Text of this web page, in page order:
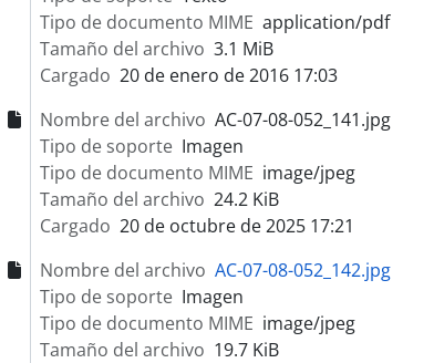
Tipo de documento MIME application/pdf
Tamaño del archivo 3.1 MiB
Cargado 20 de enero de 2016 17:03
Nombre del archivo AC-07-08-052_141.jpg
Tipo de soporte Imagen
Tipo de documento MIME image/jpeg
Tamaño del archivo 24.2 KiB
Cargado 20 de octubre de 2025 17:21
Nombre del archivo AC-07-08-052_142.jpg
Tipo de soporte Imagen
Tipo de documento MIME image/jpeg
Tamaño del archivo 19.7 KiB